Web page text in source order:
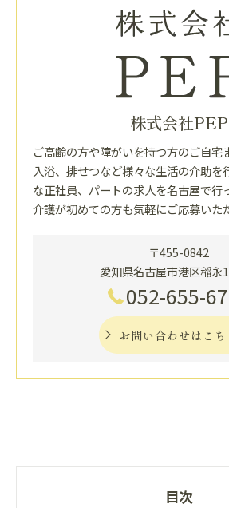
株式会社PEP
ご高齢の方や障がいを持つ方のご自宅
入浴、排せつなど様々な生活の介助を
な正社員、パートの求人を名古屋で行
介護が初めての方も気軽にご応募いた
〒455-0842
愛知県名古屋市港区稲永
052-655-
お問い合わせはこち
目次